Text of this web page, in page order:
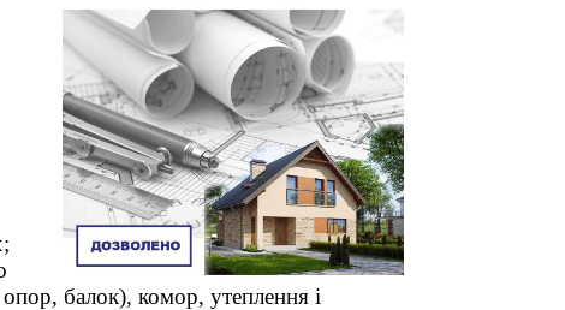
балок), комор, утеплення і